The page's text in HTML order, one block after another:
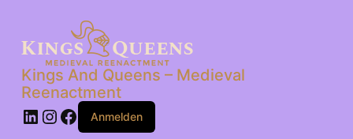
Kings And Queens – Medieval
Reenactment
LinkedIn
Instagram
Facebook
Anmelden